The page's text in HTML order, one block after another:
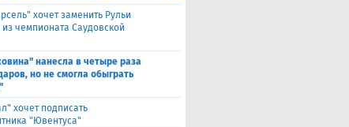
хочет заменить Рульи
чемпионата Саудовской
нанесла в четыре раза
но не смогла обыграть
хочет подписать
"Ювентуса"